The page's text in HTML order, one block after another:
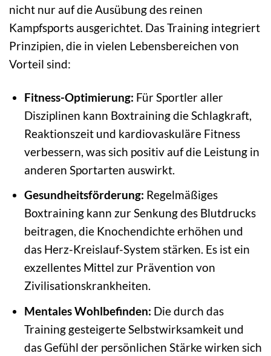
nicht nur auf die Ausübung des reinen
Kampfsports ausgerichtet. Das Training integriert
Prinzipien, die in vielen Lebensbereichen von
Vorteil sind:
Fitness-Optimierung: Für Sportler aller
Disziplinen kann Boxtraining die Schlagkraft,
Reaktionszeit und kardiovaskuläre Fitness
verbessern, was sich positiv auf die Leistung in
anderen Sportarten auswirkt.
Gesundheitsförderung: Regelmäßiges
Boxtraining kann zur Senkung des Blutdrucks
beitragen, die Knochendichte erhöhen und
das Herz-Kreislauf-System stärken. Es ist ein
exzellentes Mittel zur Prävention von
Zivilisationskrankheiten.
Mentales Wohlbefinden: Die durch das
Training gesteigerte Selbstwirksamkeit und
das Gefühl der persönlichen Stärke wirken sich